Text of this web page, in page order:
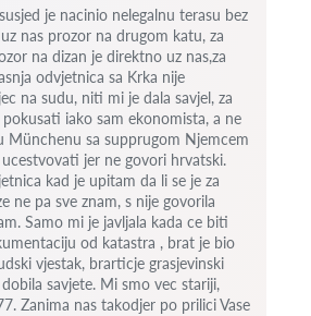
je nacinio nelegalnu terasu bez
nas prozor na drugom katu, za
na dizan je direktno uz nas,za
odvjetnica sa Krka nije
na sudu, niti mi je dala savjel, za
iako sam ekonomista, a ne
Münchenu sa supprugom Njemcem
jer ne govori hrvatski.
kad je upitam da li se je za
ne pa sve znam, s nije govorila
Samo mi je javljala kada ce biti
od katastra , brat je bio
vjestak, brarticje grasjevinski
savjete. Mi smo vec stariji,
Zanima nas takodjer po prilici Vase